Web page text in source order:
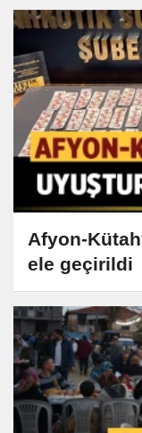
Afyon-
ele geçirildi